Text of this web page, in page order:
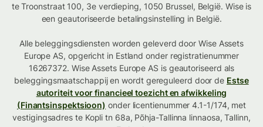
te Troonstraat 100, 3e verdieping, 1050 Brussel, België. Wise is
een geautoriseerde betalingsinstelling in België.
Alle beleggingsdiensten worden geleverd door Wise Assets
Europe AS, opgericht in Estland onder registratienummer
16267372. Wise Assets Europe AS is geautoriseerd als
beleggingsmaatschappij en wordt gereguleerd door de Estse
autoriteit voor financieel toezicht en afwikkeling
(Finantsinspektsioon) onder licentienummer 4.1-1/174, met
vestigingsadres te Kopli tn 68a, Põhja-Tallinna linnaosa, Tallinn,